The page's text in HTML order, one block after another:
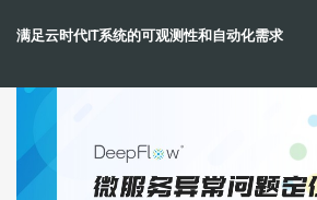
满足云时代IT系统的可观测性和自动化需求